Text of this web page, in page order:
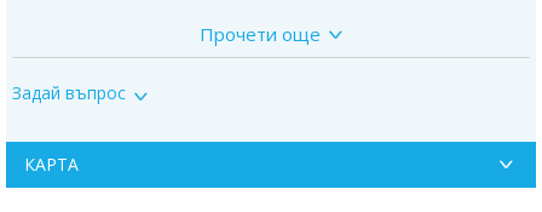
организирането на кетъринг събития и отдаване под наем на
храните, рег. № 22070089. Към всяка поръчка се издава и сертификат
за качество, удобрен от БАБХ.
Прочети още
Задай въпрос
КАРТА